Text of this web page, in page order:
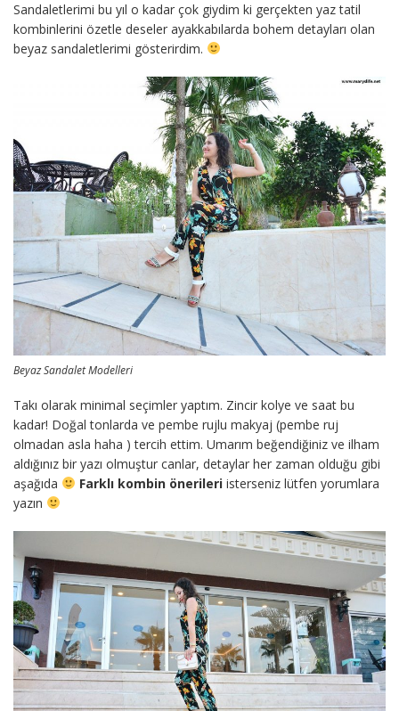
Sandaletlerimi bu yıl o kadar çok giydim ki gerçekten yaz tatil
kombinlerini özetle deseler ayakkabılarda bohem detayları olan
beyaz sandaletlerimi gösterirdim.
Beyaz Sandalet Modelleri
Takı olarak minimal seçimler yaptım. Zincir kolye ve saat bu
kadar! Doğal tonlarda ve pembe rujlu makyaj (pembe ruj
olmadan asla haha ) tercih ettim. Umarım beğendiğiniz ve ilham
aldığınız bir yazı olmuştur canlar, detaylar her zaman olduğu gibi
aşağıda
Farklı kombin önerileriisterseniz lütfen yorumlara
yazın